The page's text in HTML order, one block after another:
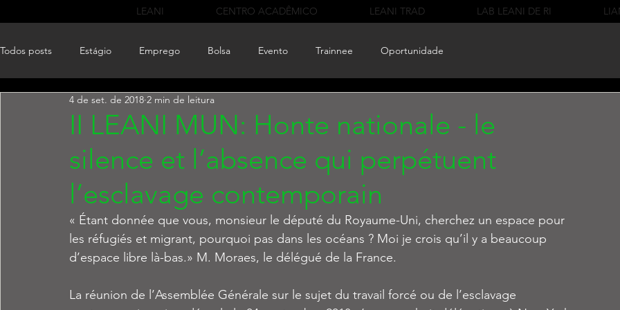
LEANI CENTRO ACADÊMICO LEANI TRAD LAB LEANI DE RI
Todos posts Estágio Emprego Bolsa Evento Trainnee Oportunidade
II LEANI MUN: Honte nationale - le
silence et l’absence qui perpétuent
l’esclavage contemporain
4 de set. de 2018 2 min de leitura
« Étant donnée que vous, monsieur le député du Royaume-Uni, cherchez un espace pour
les réfugiés et migrant, pourquoi pas dans les océans ? Moi je crois qu’il y a beaucoup
d’espace libre là-bas.» M. Moraes, le délégué de la France.
La réunion de l’Assemblée Générale sur le sujet du travail forcé ou de l’esclavage